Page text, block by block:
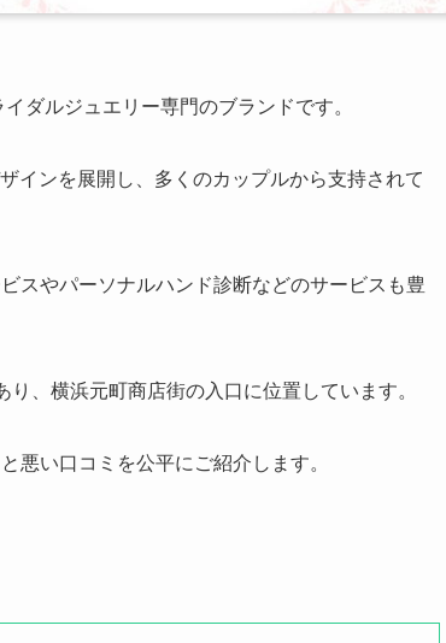
ダルジュエリー専門のブランドです。
インを展開し、多くのカップルから支持されて
スやパーソナルハンド診断などのサービスも豊
、横浜元町商店街の入口に位置しています。
悪い口コミを公平にご紹介します。